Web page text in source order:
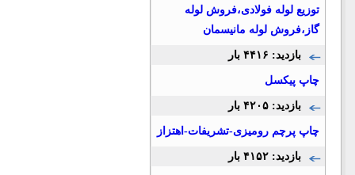
توزیع لوله فولادی،فروش لوله
گاز،فروش لوله مانیسمان
بازدید: ۴۴۱۶ بار
چاپ پیکسل
بازدید: ۴۲۰۵ بار
چاپ پرچم رومیزی-تشریفات-اهتزاز
بازدید: ۴۱۵۲ بار